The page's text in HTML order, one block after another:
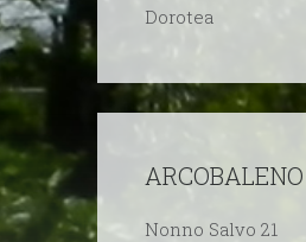
Dorotea
ARCOBALENO
Nonno Salvo 21